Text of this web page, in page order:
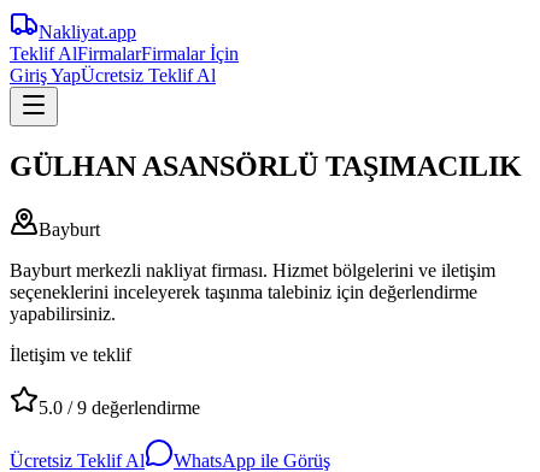
Nakliyat.app
Teklif AlFirmalarFirmalar İçin
Giriş YapÜcretsiz Teklif Al
GÜLHAN ASANSÖRLÜ TAŞIMACILIK
Bayburt
Bayburt merkezli nakliyat firması. Hizmet bölgelerini ve iletişim
seçeneklerini inceleyerek taşınma talebiniz için değerlendirme
yapabilirsiniz.
İletişim ve teklif
5.0 /9 değerlendirme
Ücretsiz Teklif Al
WhatsApp ile Görüş